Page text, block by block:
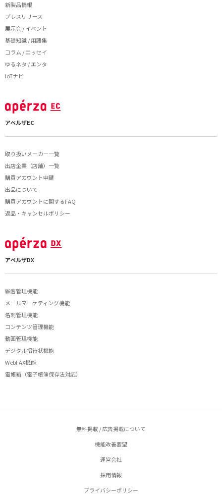
新製品情報
プレスリリース
展示会 / イベント
基礎知識 / 用語集
コラム / エッセイ
ゆるネタ / エンタ
IoTナビ
アペルザEC
取り扱いメーカー一覧
出店企業（店舗）一覧
購買アカウント申請
出品について
購買アカウントに関するFAQ
返品・キャンセルポリシー
アペルザDX
顧客管理機能
メールマーケティング機能
名刺管理機能
コンテンツ管理機能
動画管理機能
デジタル招待状機能
WebFAX機能
電帳箱（電子帳簿保存法対応）
無料掲載 / 広告掲載について
機能改善要望
運営会社
採用情報
プライバシーポリシー